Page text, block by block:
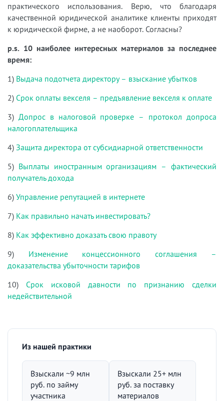
практического использования. Верю, что благодаря
качественной юридической аналитике клиенты приходят
к юридической фирме, а не наоборот. Согласны?
p.s. 10 наиболее интересных материалов за последнее
время:
1) Выдача подотчета директору – взыскание убытков
2) Срок оплаты векселя – предъявление векселя к оплате
3) Допрос в налоговой проверке – протокол допроса
налогоплательщика
4) Защита директора от субсидиарной ответственности
5) Выплаты иностранным организациям – фактический
получатель дохода
6) Управление репутацией в интернете
7) Как правильно начать инвестировать?
8) Как эффективно доказать свою правоту
9) Изменение концессионного соглашения –
доказательства убыточности тарифов
10) Срок исковой давности по признанию сделки
недействительной
Из нашей практики
Взыскали ~9 млн
руб. по займу
участника
Взыскали 25+ млн
руб. за поставку
материалов